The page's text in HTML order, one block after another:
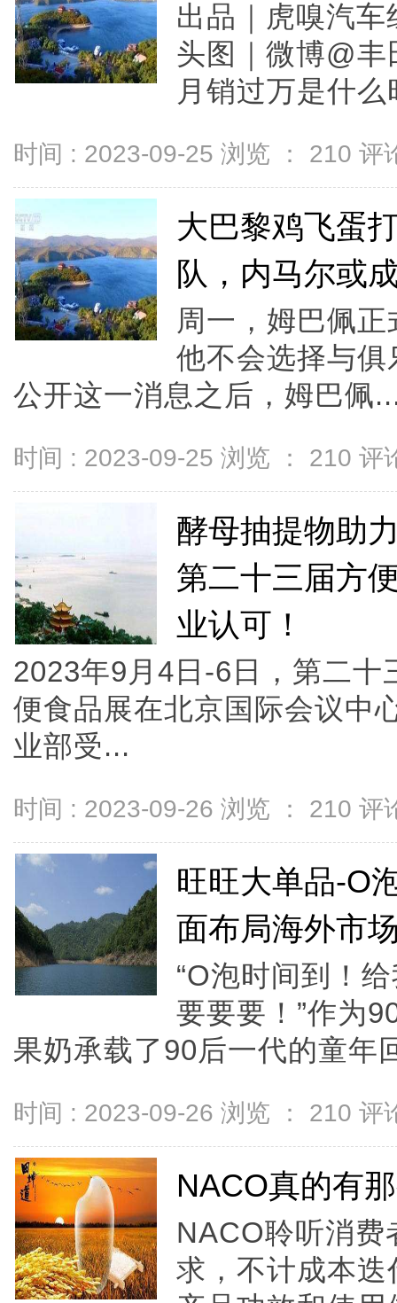
出品｜虎嗅汽
头图｜微博@
月销过万是什
时间 : 2023-09-25 浏览 ： 210 评
大巴黎鸡飞蛋
队，内马尔或
周一，姆巴佩
他不会选择与
公开这一消息之后，姆巴佩
时间 : 2023-09-25 浏览 ： 210 评
酵母抽提物助
第二十三届方
业认可！
2023年9月4日-6日，第二
便食品展在北京国际会议中
业部受...
时间 : 2023-09-26 浏览 ： 210 评
旺旺大单品-O
面布局海外市
“O泡时间到！
要要要！”作为
果奶承载了90后一代的童年
时间 : 2023-09-26 浏览 ： 210 评
NACO真的有
NACO聆听消费
求，不计成本